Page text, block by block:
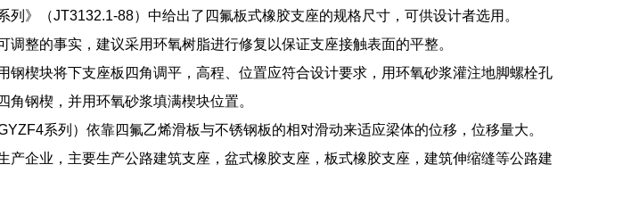
》（JT3132.1-88）中给出了四氟板式橡胶支座的规格尺寸，可供设计者选用。
整的事实，建议采用环氧树脂进行修复以保证支座接触表面的平整。
钢楔块将下支座板四角调平，高程、位置应符合设计要求，用环氧砂浆灌注地脚螺栓孔
钢楔，并用环氧砂浆填满楔块位置。
系列）依靠四氟乙烯滑板与不锈钢板的相对滑动来适应梁体的位移，位移量大。
产企业，主要生产公路建筑支座，盆式橡胶支座，板式橡胶支座，建筑伸缩缝等公路建